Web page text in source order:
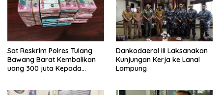
Sat Reskrim Polres Tulang
Bawang Barat Kembalikan
uang 300 juta Kepada
Dankodaeral III Laksanakan
Kunjungan Kerja ke Lanal
Lampung